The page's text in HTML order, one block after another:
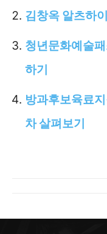
김창옥 알츠하
청년문화예술
하기
방과후보육료
차 살펴보기